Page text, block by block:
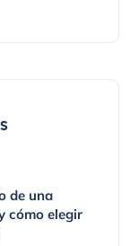
de una
cómo elegir